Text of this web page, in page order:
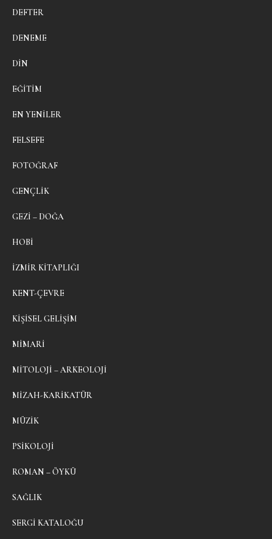
DEFTER
DENEME
DIN
EĞITIM
EN YENILER
FELSEFE
FOTOĞRAF
GENÇLIK
GEZI – DOĞA
HOBI
İZMIR KITAPLIĞI
KENT-ÇEVRE
KIŞISEL GELIŞIM
MIMARI
MITOLOJI – ARKEOLOJI
MIZAH-KARIKATÜR
MÜZIK
PSIKOLOJI
ROMAN – ÖYKÜ
SAĞLIK
SERGI KATALOĞU